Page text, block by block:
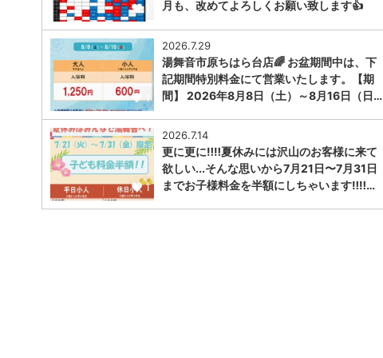
1
月も、改めてよろしくお願い致します👍
1
2026.7.29
湯舞音市原ちはら台店🌈 お盆期間中は、下
記期間特別料金にて営業いたします。【期
間】 2026年8月8日（土）～8月16日（日…
1
2026.7.14
更に更に‼️‼️夏休みには沢山のお客様に来て
欲しい...そんな思いから7月21日〜7月31日
までお子様料金を半額にしちゃいます‼︎‼︎…